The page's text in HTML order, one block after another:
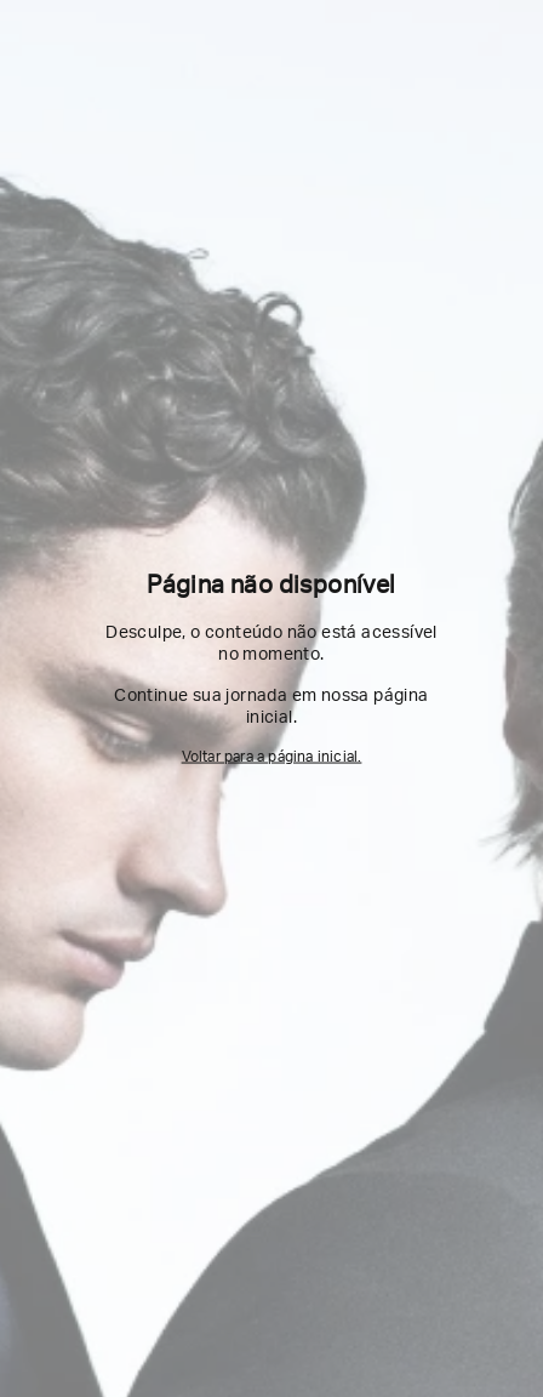
Página não disponível
Desculpe, o conteúdo não está acessível
no momento.
Continue sua jornada em nossa página
inicial.
Voltar para a página inicial.